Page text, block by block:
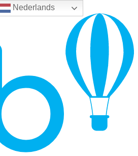
Nederlands